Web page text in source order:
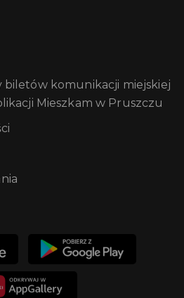
biletów komunikacji miejskiej
Mieszkam w Pruszczu